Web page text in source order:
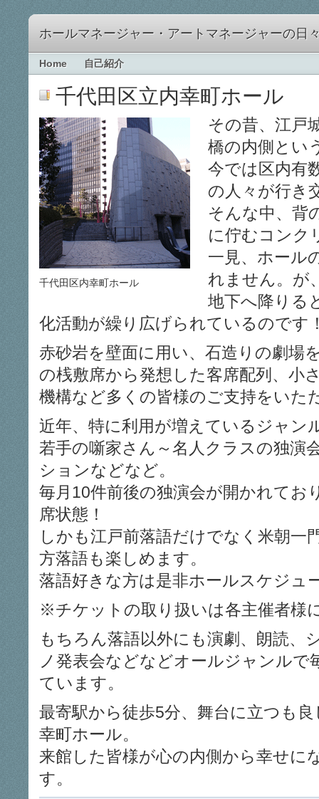
ホールマネージャー・アートマネージャーの日
Home 自己紹介
千代田区立内幸町ホール
千代田区内幸町ホール
その昔、江戸
橋の内側とい
今では区内有
の人々が行き
そんな中、背
に佇むコンク
一見、ホール
れません。が
地下へ降りる
化活動が繰り広げられているのです
赤砂岩を壁面に用い、石造りの劇場
の桟敷席から発想した客席配列、小
機構など多くの皆様のご支持をいた
近年、特に利用が増えているジャン
若手の噺家さん～名人クラスの独演
ションなどなど。
毎月10件前後の独演会が開かれてお
席状態！
しかも江戸前落語だけでなく米朝一
方落語も楽しめます。
落語好きな方は是非ホールスケジュ
※チケットの取り扱いは各主催者様
もちろん落語以外にも演劇、朗読、
ノ発表会などなどオールジャンルで
ています。
最寄駅から徒歩5分、舞台に立つも
幸町ホール。
来館した皆様が心の内側から幸せに
す。